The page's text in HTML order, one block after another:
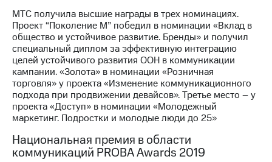
в
регионе
и акционерам
Корпоративное
управление
Корпоративный
секретарь
Раскрытие
Информация
акционерам
МТС получила высшие награды в трех номинациях.
Проект “Поколение М” победил в номинации «Вклад в
общество и устойчивое развитие. Бренды» и получил
специальный диплом за эффективную интеграцию
целей устойчивого развития ООН в коммуникации
кампании. «Золота» в номинации «Розничная
торговля» у проекта «Изменение коммуникационного
подхода при продвижении девайсов». Третье место – у
проекта «Доступ» в номинации «Молодежный
маркетинг. Подростки и молодые люди до 25»
Национальная премия в области
коммуникаций PROBA Awards 2019